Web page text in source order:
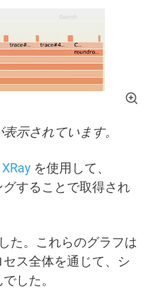
示されています。
を使用して、
することで取得され
た。これらのグラフは
ス全体を通じて、シ
した。